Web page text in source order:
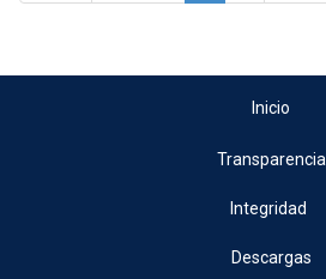
Inicio
Transparencia
Integridad
Descargas